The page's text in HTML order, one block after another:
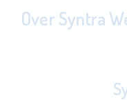
Over Syntra